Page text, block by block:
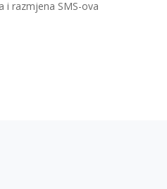
i razmjena SMS-ova